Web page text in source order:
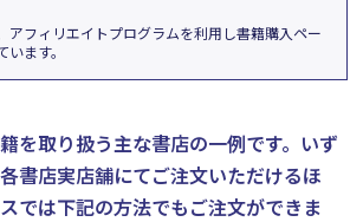
アフィリエイトプログラムを利用し書籍購入ペー
ます。
を取り扱う主な書店の一例です。 いず
書店実店舗にてご注文いただけるほ
では下記の方法でもご注文ができま